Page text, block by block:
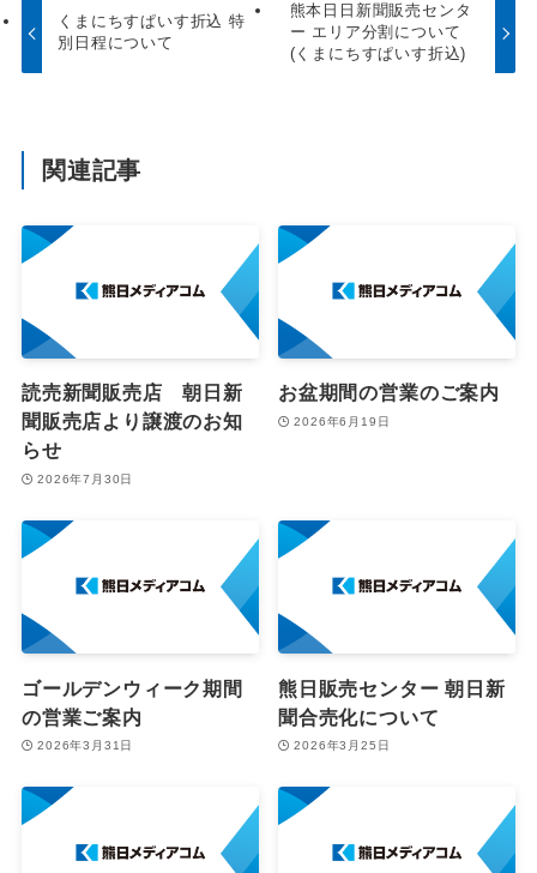
くまにちすぱいす折込 特
別日程について
熊本日日新聞販売センタ
ー エリア分割について
(くまにちすぱいす折込)
関連記事
読売新聞販売店 朝日新
聞販売店より譲渡のお知
らせ
2026年7月30日
お盆期間の営業のご案内
2026年6月19日
ゴールデンウィーク期間
の営業ご案内
2026年3月31日
熊日販売センター 朝日新
聞合売化について
2026年3月25日